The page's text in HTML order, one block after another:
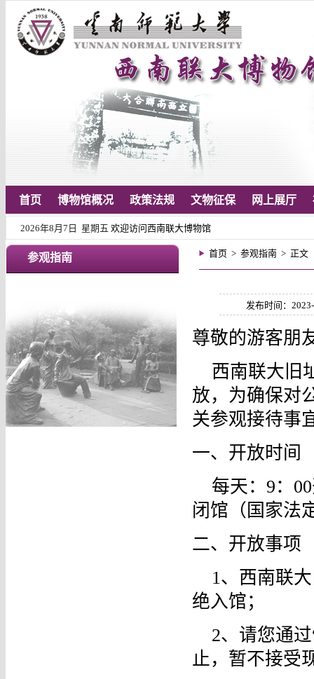
首页 博物馆概况 政策法规 文物征保 网上展厅
2026年8月7日 星期五 欢迎访问西南联大博物馆
参观指南 首页 > 参观指南 > 正文
发布时间：
尊敬的游客朋
西南联大旧
放，为确保对
关参观接待事
一、开放时间
每天：9：
闭馆（国家法
二、开放事项
1、西南联
绝入馆；
2、请您通
止，暂不接受